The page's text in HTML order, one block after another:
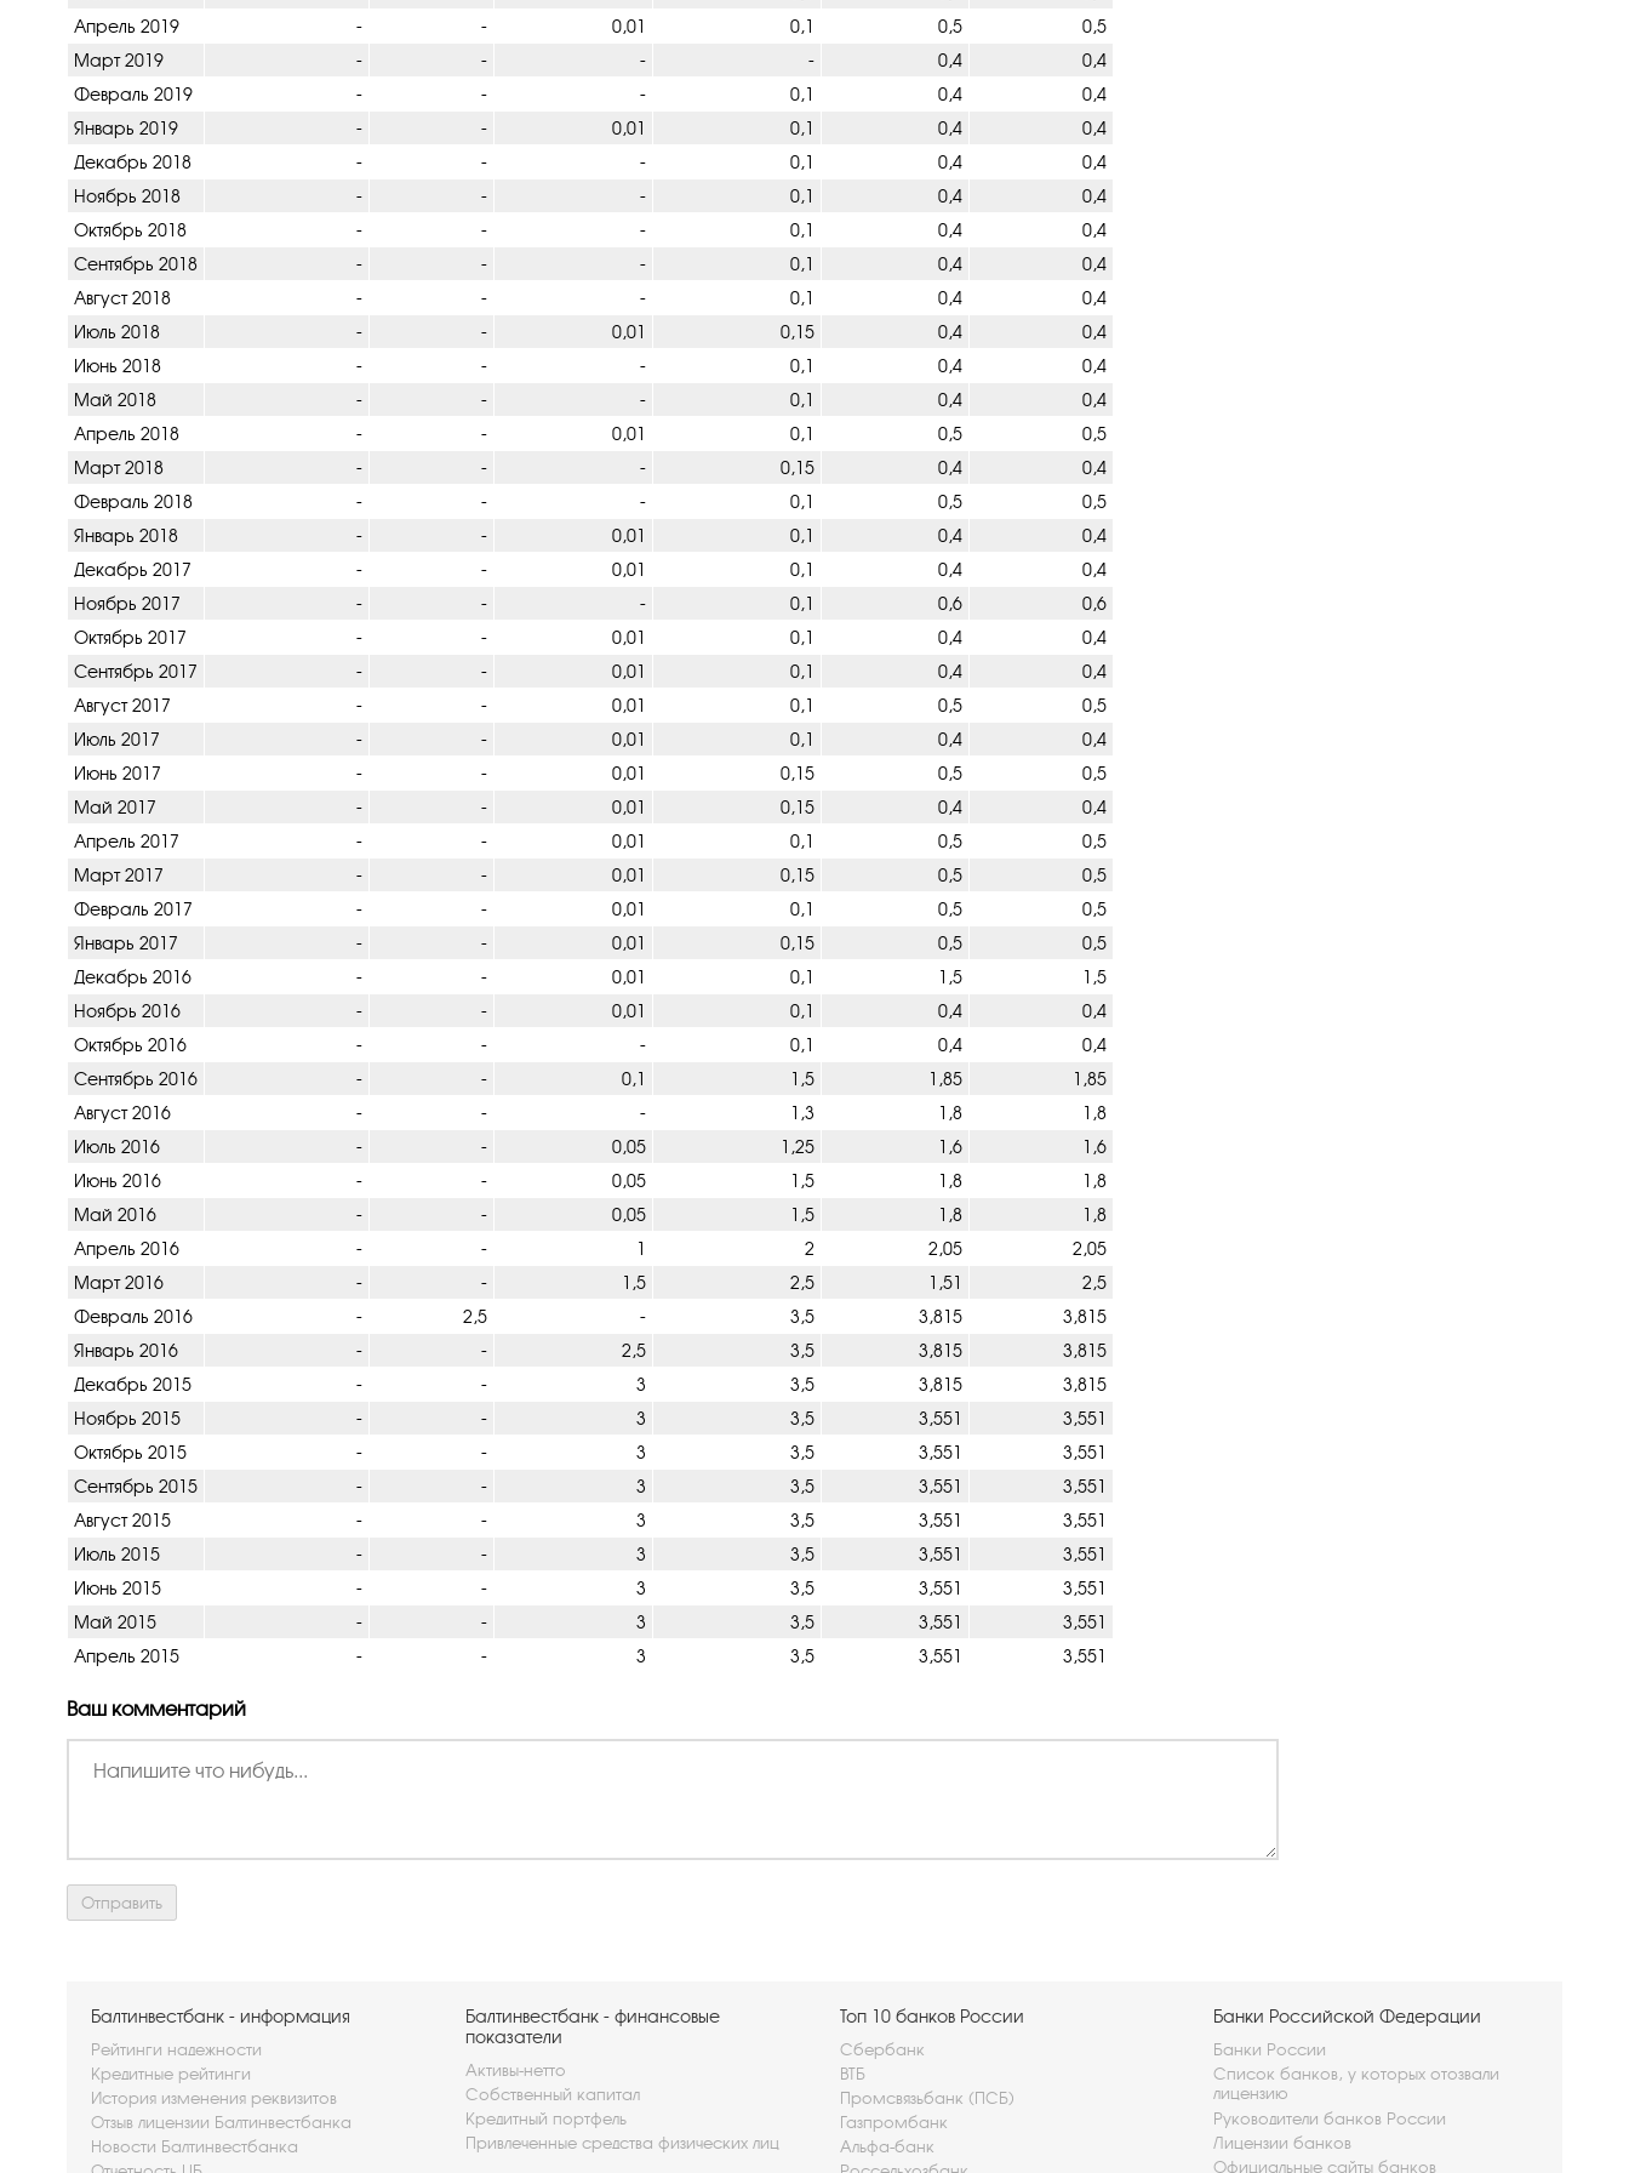
Апрель 2019
- - 0,01 0,1 0,5
0,5
Март 2019
- - - - 0,4
0,4
Февраль 2019
- - - 0,1 0,4
0,4
Январь 2019
- - 0,01 0,1 0,4
0,4
Декабрь 2018
- - - 0,1 0,4
0,4
Ноябрь 2018
- - - 0,1 0,4
0,4
Октябрь 2018
- - - 0,1 0,4
0,4
Сентябрь 2018
- - - 0,1 0,4
0,4
Август 2018
- - - 0,1 0,4
0,4
Июль 2018
- - 0,01 0,15 0,4
0,4
Июнь 2018
- - - 0,1 0,4
0,4
Май 2018
- - - 0,1 0,4
0,4
Апрель 2018
- - 0,01 0,1 0,5
0,5
Март 2018
- - - 0,15 0,4
0,4
Февраль 2018
- - - 0,1 0,5
0,5
Январь 2018
- - 0,01 0,1 0,4
0,4
Декабрь 2017
- - 0,01 0,1 0,4
0,4
Ноябрь 2017
- - - 0,1 0,6
0,6
Октябрь 2017
- - 0,01 0,1 0,4
0,4
Сентябрь 2017
- - 0,01 0,1 0,4
0,4
Август 2017
- - 0,01 0,1 0,5
0,5
Июль 2017
- - 0,01 0,1 0,4
0,4
Июнь 2017
- - 0,01 0,15 0,5
0,5
Май 2017
- - 0,01 0,15 0,4
0,4
Апрель 2017
- - 0,01 0,1 0,5
0,5
Март 2017
- - 0,01 0,15 0,5
0,5
Февраль 2017
- - 0,01 0,1 0,5
0,5
Январь 2017
- - 0,01 0,15 0,5
0,5
Декабрь 2016
- - 0,01 0,1 1,5
1,5
Ноябрь 2016
- - 0,01 0,1 0,4
0,4
Октябрь 2016
- - - 0,1 0,4
0,4
Сентябрь 2016
- - 0,1 1,5 1,85
1,85
Август 2016
- - - 1,3 1,8
1,8
Июль 2016
- - 0,05 1,25 1,6
1,6
Июнь 2016
- - 0,05 1,5 1,8
1,8
Май 2016
- - 0,05 1,5 1,8
1,8
Апрель 2016
- - 1 2 2,05
2,05
Март 2016
- - 1,5 2,5 1,51
2,5
Февраль 2016
- 2,5 - 3,5 3,815
3,815
Январь 2016
- - 2,5 3,5 3,815
3,815
Декабрь 2015
- - 3 3,5 3,815
3,815
Ноябрь 2015
- - 3 3,5 3,551
3,551
Октябрь 2015
- - 3 3,5 3,551
3,551
Сентябрь 2015
- - 3 3,5 3,551
3,551
Август 2015
- - 3 3,5 3,551
3,551
Июль 2015
- - 3 3,5 3,551
3,551
Июнь 2015
- - 3 3,5 3,551
3,551
Май 2015
- - 3 3,5 3,551
3,551
Апрель 2015
- - 3 3,5 3,551 3,551
Ваш комментарий
Балтинвестбанк - информация
Рейтинги надежности
Кредитные рейтинги
История изменения реквизитов
Отзыв лицензии Балтинвестбанка
Новости Балтинвестбанка
Балтинвестбанк - финансовые
показатели
Активы-нетто
Собственный капитал
Кредитный портфель
Привлеченные средства физических лиц
Топ 10 банков России
Сбербанк
ВТБ
Промсвязьбанк (ПСБ)
Газпромбанк
Альфа-банк
Банки Российской Федерации
Банки России
Список банков, у которых отозвали
лицензию
Руководители банков России
Лицензии банков
Официальные сайты банков